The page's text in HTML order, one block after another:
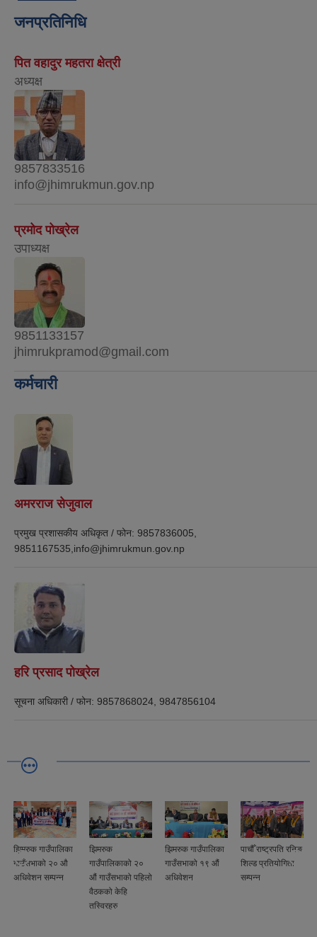
जनप्रतिनिधि
पित वहादुर महतरा क्षेत्री
अध्यक्ष
9857833516
info@jhimrukmun.gov.np
प्रमोद पोख्रेल
उपाध्यक्ष
9851133157
jhimrukpramod@gmail.com
कर्मचारी
अमरराज सेजुवाल
प्रमुख प्रशासकीय अधिकृत / फोन: 9857836005,
9851167535,info@jhimrukmun.gov.np
हरि प्रसाद पोख्रेल
सूचना अधिकारी / फोन: 9857868024, 9847856104
झिमरुक गाउँपालिका
गाउँसभाको २० औ
अधिवेशन सम्पन्न
झिमरुक
गाउँपालिकाको २०
औं गाउँसभाको पहिलो
वैठकको केहि
तस्विरहरु
झिमरुक गाउँपालिका
गाउँसभाको १९ औं
अधिवेशन
पाचौँ राष्ट्रपति रनिङ
शिल्ड प्रतियोगिता
सम्पन्न